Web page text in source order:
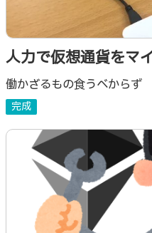
人力で仮想通貨をマ
Garimpo〜
働かざるもの食うべからず
完成